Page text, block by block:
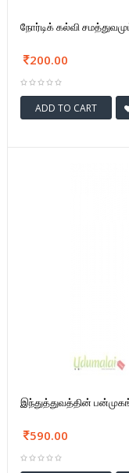
நோர்டிக் கல்வி
200.00
ADD TO CART
இந்துத்துவத்தின்
590.00